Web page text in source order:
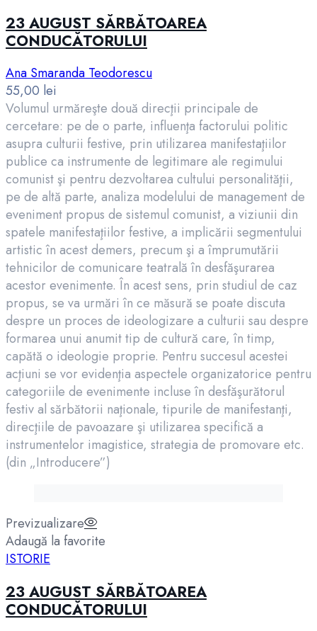
23 AUGUST SĂRBĂTOAREA
CONDUCĂTORULUI
Ana Smaranda Teodorescu
55,00 lei
Volumul urmăreşte două direcţii principale de
cercetare: pe de o parte, influenţa factorului politic
asupra culturii festive, prin utilizarea manifestaţiilor
publice ca instrumente de legitimare ale regimului
comunist şi pentru dezvoltarea cultului personalităţii,
pe de altă parte, analiza modelului de management de
eveniment propus de sistemul comunist, a viziunii din
spatele manifestaţiilor festive, a implicării segmentului
artistic în acest demers, precum şi a împrumutării
tehnicilor de comunicare teatrală în desfăşurarea
acestor evenimente. În acest sens, prin studiul de caz
propus, se va urmări în ce măsură se poate discuta
despre un proces de ideologizare a culturii sau despre
formarea unui anumit tip de cultură care, în timp,
capătă o ideologie proprie. Pentru succesul acestei
acţiuni se vor evidenţia aspectele organizatorice pentru
categoriile de evenimente incluse în desfăşurătorul
festiv al sărbătorii naţionale, tipurile de manifestanţi,
direcţiile de pavoazare şi utilizarea specifică a
instrumentelor imagistice, strategia de promovare etc.
(din „Introducere”)
Previzualizare
Adaugă la favorite
ISTORIE
23 AUGUST SĂRBĂTOAREA
CONDUCĂTORULUI